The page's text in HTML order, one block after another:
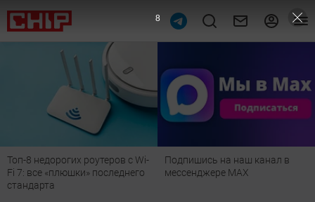
Топ-8 недорогих роутеров с Wi-
Fi 7: все «плюшки» последнего
стандарта
Подпишись на наш канал в
мессенджере МАХ
7